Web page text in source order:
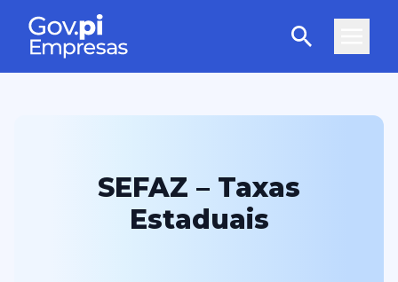
SEFAZ – Taxas
Estaduais